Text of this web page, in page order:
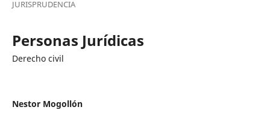
JURISPRUDENCIA
Personas Jurídicas
Derecho civil
Nestor Mogollón